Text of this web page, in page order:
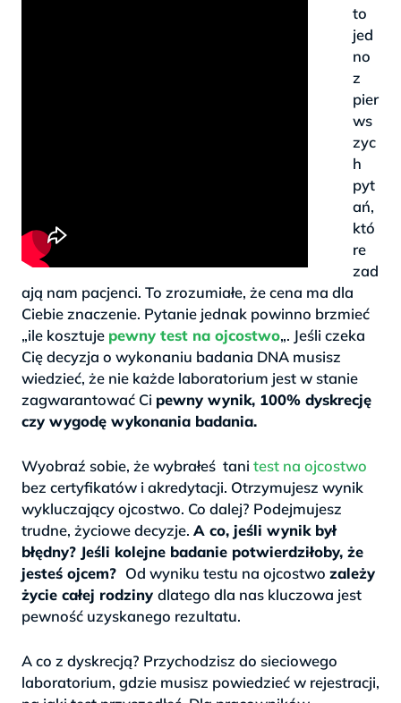
to
jed
no
z
pier
ws
zyc
h
pyt
ań,
któ
re
zad
ają nam pacjenci. To zrozumiałe, że cena ma dla
Ciebie znaczenie. Pytanie jednak powinno brzmieć
„ile kosztuje pewny test na ojcostwo„. Jeśli czeka
Cię decyzja o wykonaniu badania DNA musisz
wiedzieć, że nie każde laboratorium jest w stanie
zagwarantować Ci pewny wynik, 100% dyskrecję
czy wygodę wykonania badania.
Wyobraź sobie, że wybrałeś tani test na ojcostwo
bez certyfikatów i akredytacji. Otrzymujesz wynik
wykluczający ojcostwo. Co dalej? Podejmujesz
trudne, życiowe decyzje. A co, jeśli wynik był
błędny? Jeśli kolejne badanie potwierdziłoby, że
jesteś ojcem? Od wyniku testu na ojcostwo zależy
życie całej rodziny dlatego dla nas kluczowa jest
pewność uzyskanego rezultatu.
A co z dyskrecją? Przychodzisz do sieciowego
laboratorium, gdzie musisz powiedzieć w rejestracji,